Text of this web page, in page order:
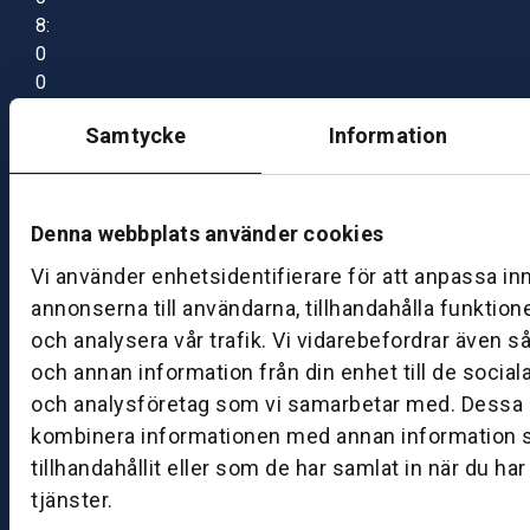
Samtycke Information
Denna webbplats använder cookies
Vi använder enhetsidentifierare för att anpassa
annonserna till användarna, tillhandahålla
och analysera vår trafik. Vi vidarebefordrar även
och annan information från din enhet till de
och analysföretag som vi samarbetar med. Dessa
kombinera informationen med annan information
tillhandahållit eller som de har samlat in när du
tjänster.
8:
0
0
7:
0
B
S
k
ö
v
d